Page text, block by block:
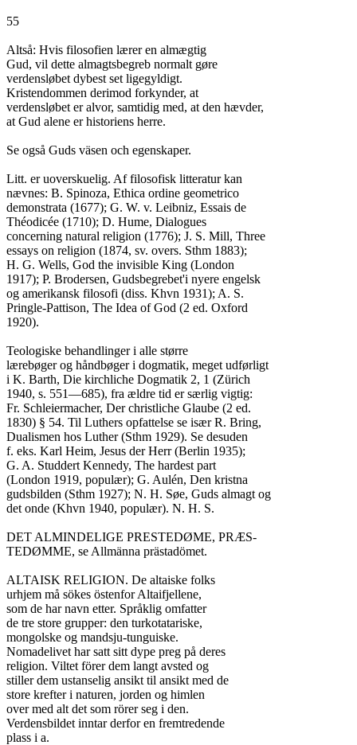
55
Altså: Hvis filosofien lærer en almægtig
Gud, vil dette almagtsbegreb normalt gøre
verdensløbet dybest set ligegyldigt.
Kristendommen derimod forkynder, at
verdensløbet er alvor, samtidig med, at den hævder,
at Gud alene er historiens herre.
Se også Guds väsen och egenskaper.
Litt. er uoverskuelig. Af filosofisk litteratur kan
nævnes: B. Spinoza, Ethica ordine geometrico
demonstrata (1677); G. W. v. Leibniz, Essais de
Théodicée (1710); D. Hume, Dialogues
concerning natural religion (1776); J. S. Mill, Three
essays on religion (1874, sv. overs. Sthm 1883);
H. G. Wells, God the invisible King (London
1917); P. Brodersen, Gudsbegrebet'i nyere engelsk
og amerikansk filosofi (diss. Khvn 1931); A. S.
Pringle-Pattison, The Idea of God (2 ed. Oxford
1920).
Teologiske behandlinger i alle større
lærebøger og håndbøger i dogmatik, meget udførligt
i K. Barth, Die kirchliche Dogmatik 2, 1 (Zürich
1940, s. 551—685), fra ældre tid er særlig vigtig:
Fr. Schleiermacher, Der christliche Glaube (2 ed.
1830) § 54. Til Luthers opfattelse se især R. Bring,
Dualismen hos Luther (Sthm 1929). Se desuden
f. eks. Karl Heim, Jesus der Herr (Berlin 1935);
G. A. Studdert Kennedy, The hardest part
(London 1919, populær); G. Aulén, Den kristna
gudsbilden (Sthm 1927); N. H. Søe, Guds almagt og
det onde (Khvn 1940, populær). N. H. S.
DET ALMINDELIGE PRESTEDØME, PRÆS-
TEDØMME, se Allmänna prästadömet.
ALTAISK RELIGION. De altaiske folks
urhjem må sökes östenfor Altaifjellene,
som de har navn etter. Språklig omfatter
de tre store grupper: den turkotatariske,
mongolske og mandsju-tunguiske.
Nomadelivet har satt sitt dype preg på deres
religion. Viltet förer dem langt avsted og
stiller dem ustanselig ansikt til ansikt med de
store krefter i naturen, jorden og himlen
over med alt det som rörer seg i den.
Verdensbildet inntar derfor en fremtredende
plass i a.